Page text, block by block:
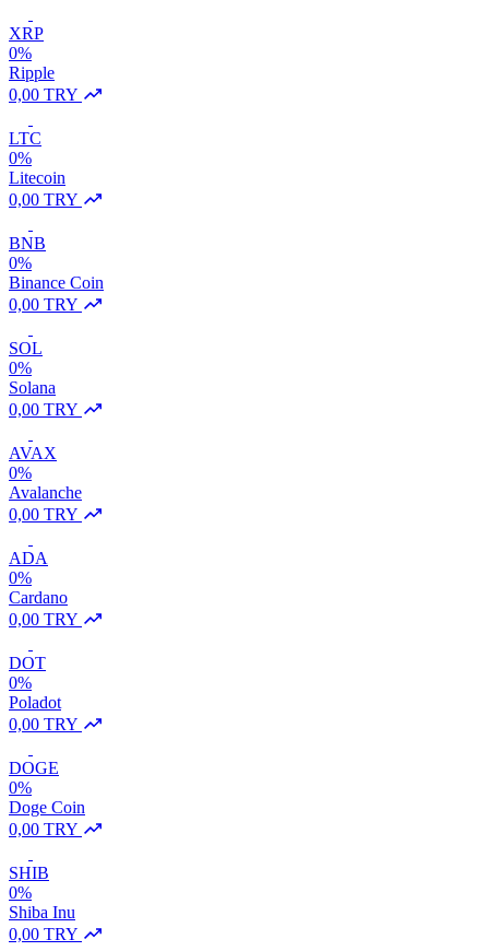
XRP
0%
Ripple
0,00 TRY
LTC
0%
Litecoin
0,00 TRY
BNB
0%
Binance Coin
0,00 TRY
SOL
0%
Solana
0,00 TRY
AVAX
0%
Avalanche
0,00 TRY
ADA
0%
Cardano
0,00 TRY
DOT
0%
Poladot
0,00 TRY
DOGE
0%
Doge Coin
0,00 TRY
SHIB
0%
Shiba Inu
0,00 TRY